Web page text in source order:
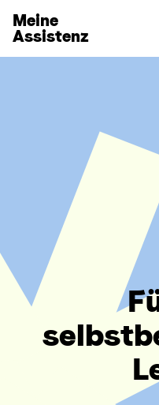
Direkt zum Inhalt
Meine
Assistenz